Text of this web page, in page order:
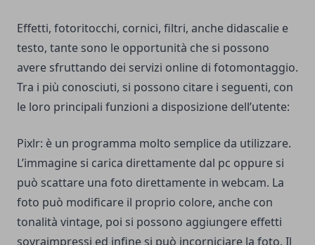
Effetti, fotoritocchi, cornici, filtri, anche didascalie e
testo, tante sono le opportunità che si possono
avere sfruttando dei servizi online di fotomontaggio.
Tra i più conosciuti, si possono citare i seguenti, con
le loro principali funzioni a disposizione dell’utente:
Pixlr: è un programma molto semplice da utilizzare.
L’immagine si carica direttamente dal pc oppure si
può scattare una foto direttamente in webcam. La
foto può modificare il proprio colore, anche con
tonalità vintage, poi si possono aggiungere effetti
sovraimpressi ed infine si può incorniciare la foto. Il